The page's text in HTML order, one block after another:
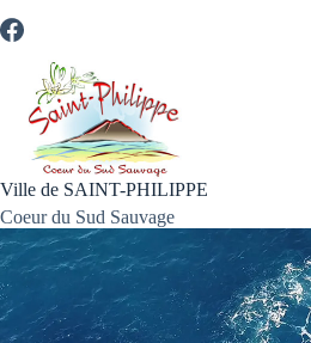
au
au
à
recherche
au
Ville de SAINT-PHILIPPE
Coeur du Sud Sauvage